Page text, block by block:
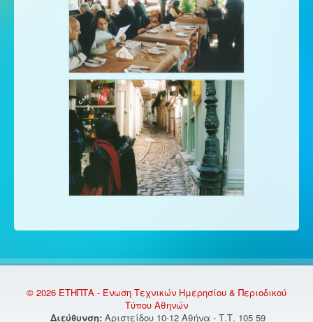
© 2026 ΕΤΗΠΤΑ - Ένωση Τεχνικών Ημερησίου & Περιοδικού
Τύπου Αθηνών
Διεύθυνση: Αριστείδου 10-12 Αθήνα - Τ.Τ. 105 59